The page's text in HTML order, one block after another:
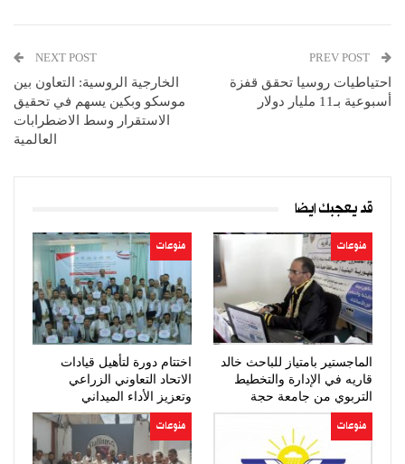
احتياطيات روسيا تحقق قفزة
أسبوعية بـ11 مليار دولار
NEXT POST
الخارجية الروسية: التعاون بين
موسكو وبكين يسهم في تحقيق
الاستقرار وسط الاضطرابات
العالمية
قد يعجبك ايضا
منوعات
الماجستير بامتياز للباحث خالد
قاريه في الإدارة والتخطيط
التربوي من جامعة حجة
منوعات
اختتام دورة لتأهيل قيادات
الاتحاد التعاوني الزراعي
وتعزيز الأداء الميداني
منوعات منوعات